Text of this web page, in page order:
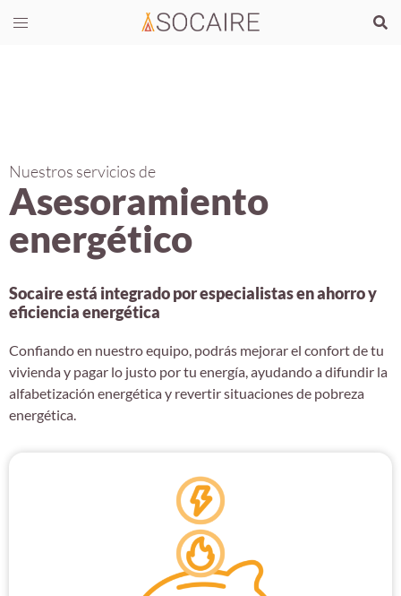
Nuestros servicios de
Asesoramiento
energético
Socaire está integrado por especialistas en ahorro y
eficiencia energética
Confiando en nuestro equipo, podrás mejorar el confort de tu
vivienda y pagar lo justo por tu energía, ayudando a difundir la
alfabetización energética y revertir situaciones de pobreza
energética.